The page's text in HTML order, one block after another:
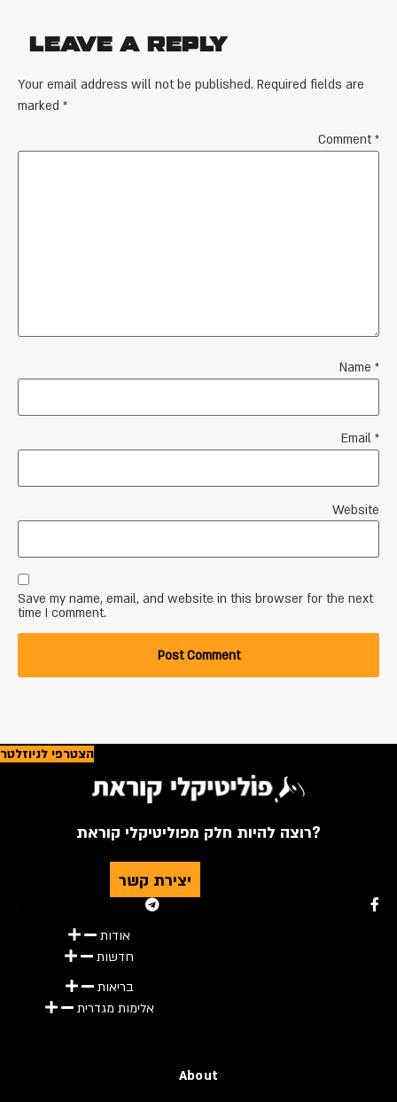
Leave a Reply
Your email address will not be published. Required fields are
marked *
Comment*
Name *
Email *
Website
Save my name, email, and website in this browser for the next
time I comment.
הצטרפי לניוזלטר
רוצה להיות חלק מפוליטיקלי קוראת?
יצירת קשר
אודות
חדשות
בריאות
אלימות מגדרית
About